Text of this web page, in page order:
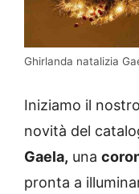
Ghirlanda natalizia
Iniziamo il
novità del
Gaela, una
pronta a